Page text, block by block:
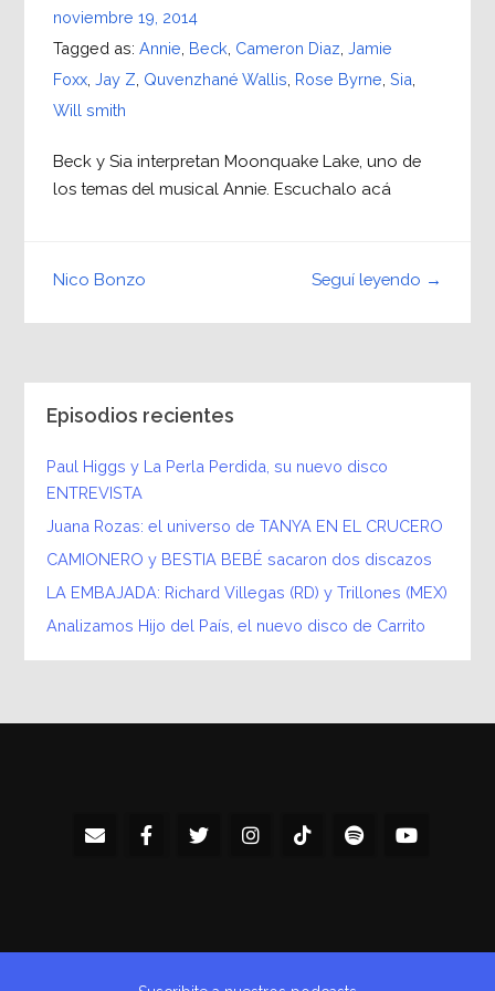
noviembre 19, 2014
Tagged as: Annie Beck Cameron Diaz Jamie
Foxx, Jay Z Quvenzhané Wallis Rose Byrne Sia
Will smith
Beck y Sia interpretan Moonquake Lake, uno de
los temas del musical Annie. Escuchalo acá
Seguí leyendo →
Nico Bonzo
Episodios recientes
Paul Higgs y La Perla Perdida, su nuevo disco
ENTREVISTA
Juana Rozas: el universo de TANYA EN EL CRUCERO
CAMIONERO y BESTIA BEBÉ sacaron dos discazos
LA EMBAJADA: Richard Villegas (RD) y Trillones (MEX)
Analizamos Hijo del País, el nuevo disco de Carrito